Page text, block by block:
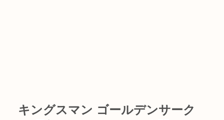
キングスマン ゴールデンサーク